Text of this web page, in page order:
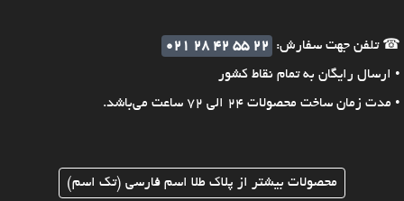
☎ تلفن جهت سفارش:
021 28 42 55 22
• ارسال رایگان به تمام نقاط کشور
• مدت زمان ساخت محصولات 24 الی 72 ساعت می‌باشد.
محصولات بیشتر از پلاک طلا اسم فارسی (تک اسم)